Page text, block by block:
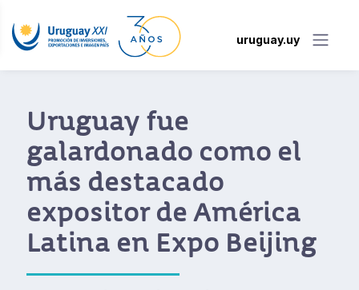
uruguay.uy
Uruguay fue
galardonado como el
más destacado
expositor de América
Latina en Expo Beijing